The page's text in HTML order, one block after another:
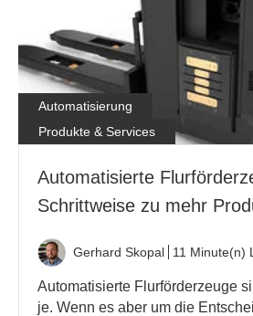
Automatisierung
Produkte & Services
Automatisierte
Schrittweise zu mehr
Gerhard Skopal 11 Minute(n)
Automatisierte Flurförderzeuge
je. Wenn es aber um die